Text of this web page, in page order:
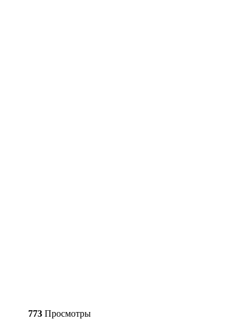
773 Просмотры